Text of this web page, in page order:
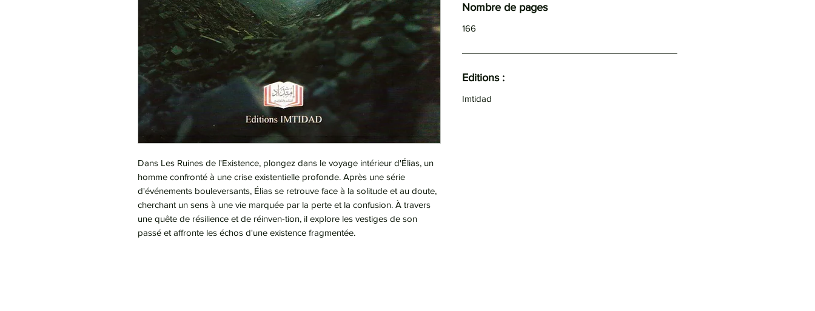
Dans Les Ruines de l'Existence, plongez dans le voyage intérieur d'Élias, un
homme confronté à une crise existentielle profonde. Après une série
d'événements bouleversants, Élias se retrouve face à la solitude et au doute,
cherchant un sens à une vie marquée par la perte et la confusion. À travers
une quête de résilience et de réinven-tion, il explore les vestiges de son
passé et affronte les échos d'une existence fragmentée.
Nombre de pages
166
Editions :
Imtidad